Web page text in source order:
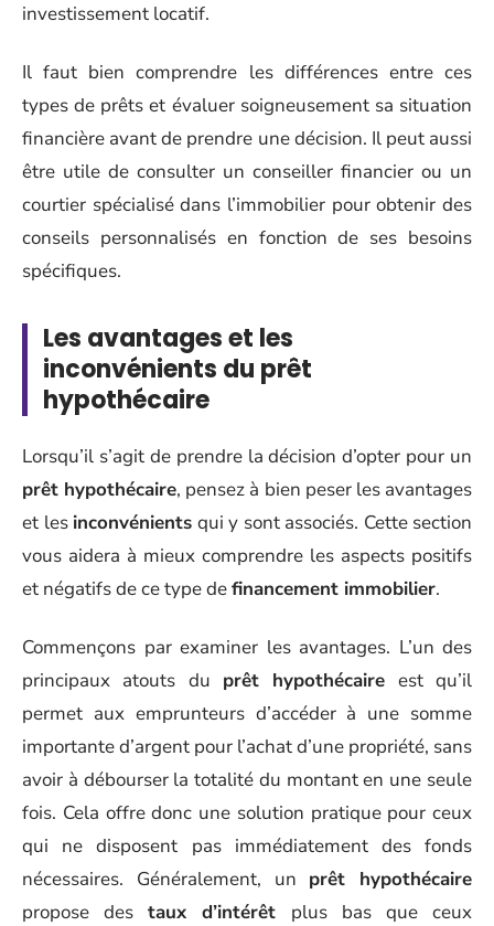
investissement locatif.
Il faut bien comprendre les différences entre ces
types de prêts et évaluer soigneusement sa situation
financière avant de prendre une décision. Il peut aussi
être utile de consulter un conseiller financier ou un
courtier spécialisé dans l’immobilier pour obtenir des
conseils personnalisés en fonction de ses besoins
spécifiques.
Les avantages et les
inconvénients du prêt
hypothécaire
Lorsqu’il s’agit de prendre la décision d’opter pour un
prêt hypothécaire, pensez à bien peser les avantages
et les inconvénients qui y sont associés. Cette section
vous aidera à mieux comprendre les aspects positifs
et négatifs de ce type definancement immobilier.
Commençons par examiner les avantages. L’un des
principaux atouts du prêt hypothécaire est qu’il
permet aux emprunteurs d’accéder à une somme
importante d’argent pour l’achat d’une propriété, sans
avoir à débourser la totalité du montant en une seule
fois. Cela offre donc une solution pratique pour ceux
qui ne disposent pas immédiatement des fonds
nécessaires. Généralement, un prêt hypothécaire
propose destaux d’intérêt plus bas que ceux